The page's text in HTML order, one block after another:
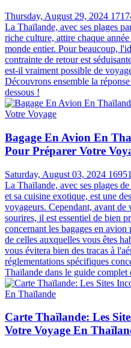
Thursday, August 29, 2024
La Thaïlande, avec ses plages
riche culture, attire chaque
monde entier. Pour beaucoup,
contrainte de retour est
est-il vraiment possible de
Découvrons ensemble la
dessous !
Bagage En Avion En
Pour Préparer Votre
Saturday, August 03, 2024
La Thaïlande, avec ses plages
et sa cuisine exotique, est une
voyageurs. Cependant, avant
sourires, il est essentiel de bien
concernant les bagages en
de celles auxquelles vous êtes
vous évitera bien des tracas à
réglementations spécifiques
Thaïlande dans le guide complet
Carte Thaïlande: Les
Votre Voyage En